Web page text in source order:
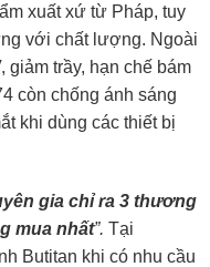
xuất xứ từ Pháp, tuy
với chất lượng. Ngoài
giảm trầy, hạn chế bám
còn chống ánh sáng
khi dùng các thiết bị
gia chỉ ra 3 thương
mua nhất”. Tại
Butitan khi có nhu cầu